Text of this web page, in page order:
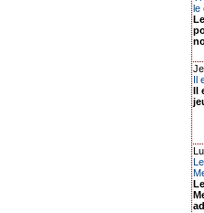
le
Il
Il